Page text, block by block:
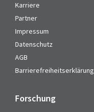
Karriere
Partner
Impressum
Datenschutz
AGB
Barrierefreiheitserklärung
Forschung